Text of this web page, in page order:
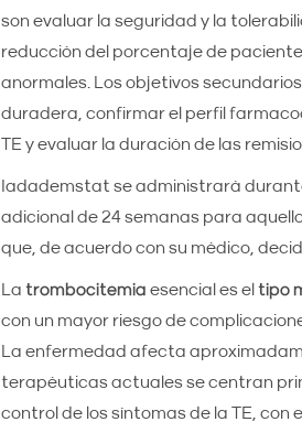
son evaluar la seguridad y la
reducción del porcentaje de
anormales. Los objetivos
duradera, confirmar el perfil
TE y evaluar la duración de las
Iadademstat se administrará
adicional de 24 semanas para
que, de acuerdo con su médico,
La trombocitemia esencial es el tipo
con un mayor riesgo de
La enfermedad afecta
terapéuticas actuales se centran
control de los síntomas de la TE, con